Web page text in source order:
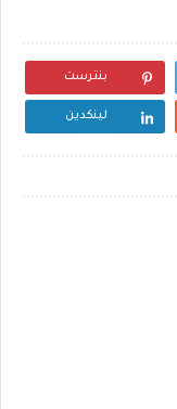
بنترست
لينكدين